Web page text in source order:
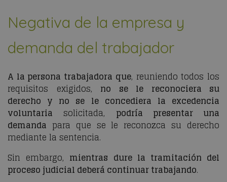
Negativa de la empresa y
demanda del trabajador
A la persona trabajadora que, reuniendo todos los
requisitos exigidos, no se le reconociera su
derecho y no se le concediera la excedencia
voluntaria solicitada, podría presentar una
demanda para que se le reconozca su derecho
mediante la sentencia.
Sin embargo, mientras dure la tramitación del
proceso judicial deberá continuar trabajando.